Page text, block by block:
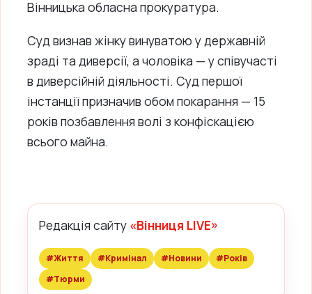
Вінницька обласна прокуратура.
Суд визнав жінку винуватою у державній
зраді та диверсії, а чоловіка — у співучасті
в диверсійній діяльності. Суд першої
інстанції призначив обом покарання — 15
років позбавлення волі з конфіскацією
всього майна.
Редакція сайту «Вінниця LIVE»
#Життя #Кримінал #Новини
#Років
#Тюрми